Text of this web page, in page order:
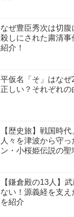
なぜ豊臣秀次は切
殺しにされた粛清事
紹介！
平仮名「そ」はな
正しい？それぞれの
【歴史旅】戦国時
人々を津波から守
ン・小桜姫伝説の聖
【鎌倉殿の13人】
ない！源義経を支え
を紹介